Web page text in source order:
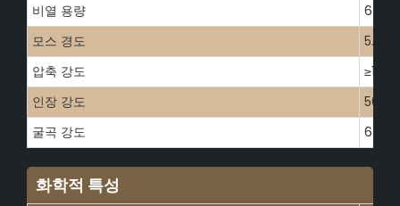
비열 용량
670
모스 경도
5.5-
압축 강도
≥1100
인장 강도
50
굴곡 강도
67
화학적 특성